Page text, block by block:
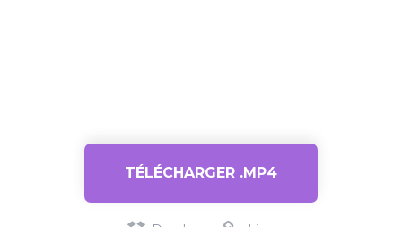
TÉLÉCHARGER .MP4